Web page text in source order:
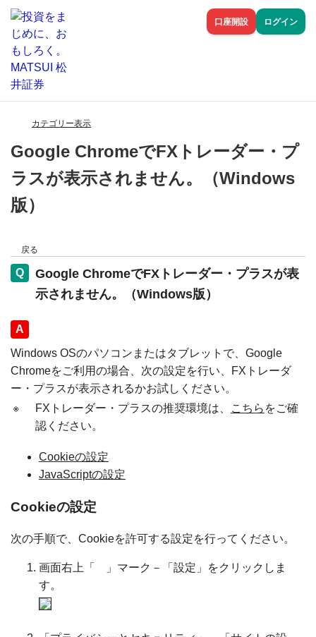
口座開設 ログイン
カテゴリー表示
Google ChromeでFXトレーダー・プ
ラスが表示されません。（Windows
版）
戻る
Google ChromeでFXトレーダー・プラスが表
示されません。（Windows版）
回答
Windows OSのパソコンまたはタブレットで、Google
Chromeをご利用の場合、次の設定を行い、FXトレーダ
ー・プラスが表示されるかお試しください。
※
FXトレーダー・プラスの推奨環境は、 こちら をご確
認ください。
Cookieの設定
JavaScriptの設定
Cookieの設定
次の手順で、Cookieを許可する設定を行ってください。
画面右上「
」マーク－「設定」をクリックしま
す。